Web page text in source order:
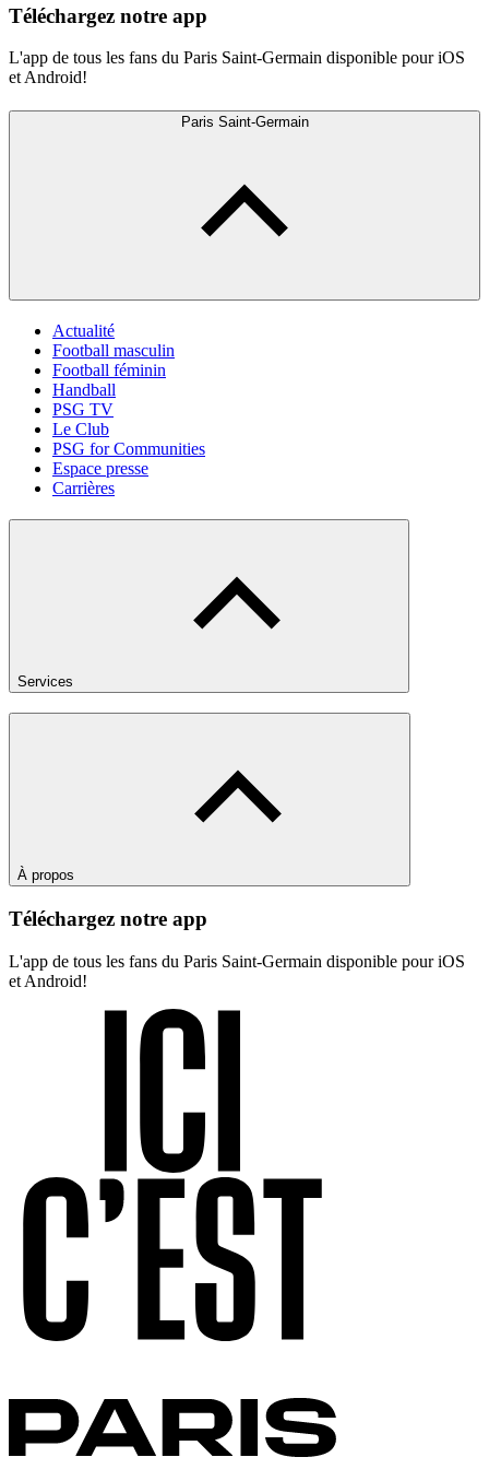
Téléchargez notre app
L'app de tous les fans du Paris Saint-Germain disponible pour iOS
et Android!
Paris Saint-Germain
Actualité
Football masculin
Football féminin
Handball
PSG TV
Le Club
PSG for Communities
Espace presse
Carrières
Services
À propos
Téléchargez notre app
L'app de tous les fans du Paris Saint-Germain disponible pour iOS
et Android!